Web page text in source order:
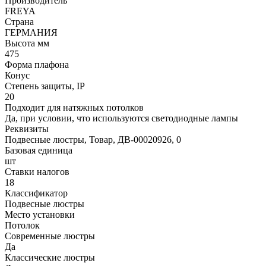
FREYA
Страна
ГЕРМАНИЯ
Высота мм
475
Форма плафона
Конус
Степень защиты, IP
20
Подходит для натяжных потолков
Да, при условии, что используются светодиодные лампы
Реквизиты
Подвесные люстры, Товар, ДВ-00020926, 0
Базовая единица
шт
Ставки налогов
18
Классификатор
Подвесные люстры
Место установки
Потолок
Современные люстры
Да
Классические люстры